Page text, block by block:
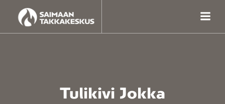
Tulikivi Jokka